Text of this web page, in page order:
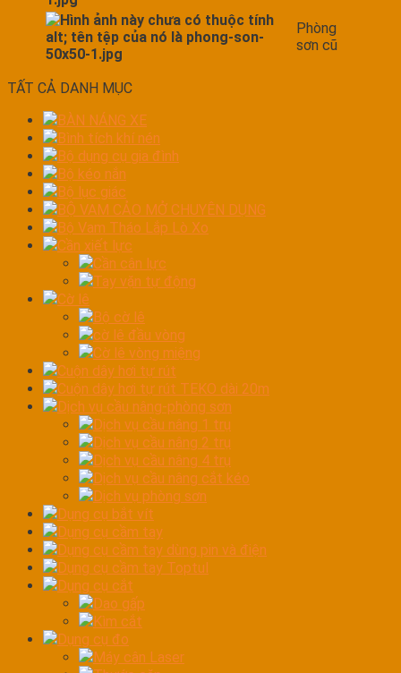
Phòng
sơn cũ
TẤT CẢ DANH MỤC
BÀN NÁNG XE
Bình tích khí nén
Bộ dụng cụ gia đình
Bộ kéo nắn
Bộ lục giác
BỘ VAM CẢO MỞ CHUYÊN DỤNG
Bộ Vam Tháo Lắp Lò Xo
Cần xiết lực
Cần cân lực
Tay vặn tự động
Cờ lê
Bộ cờ lê
cờ lê đầu vòng
Cờ lê vòng miệng
Cuộn dây hơi tự rút
Cuộn dây hơi tự rút TEKO dài 20m
Dịch vụ cầu nâng-phòng sơn
Dịch vụ cầu nâng 1 trụ
Dịch vụ cầu nâng 2 trụ
Dịch vụ cầu nâng 4 trụ
Dịch vụ cầu nâng cắt kéo
Dịch vụ phòng sơn
Dụng cụ bắt vít
Dụng cụ cầm tay
Dụng cụ cầm tay dùng pin và điện
Dụng cụ cầm tay Toptul
Dụng cụ cắt
Dao gấp
Kìm cắt
Dụng cụ đo
Máy cân Laser